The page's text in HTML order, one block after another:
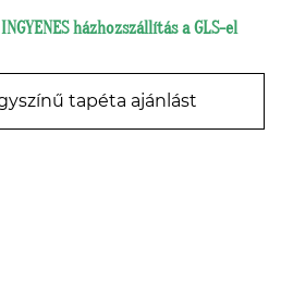
házhozszállítás a GLS-el
tapéta ajánlást